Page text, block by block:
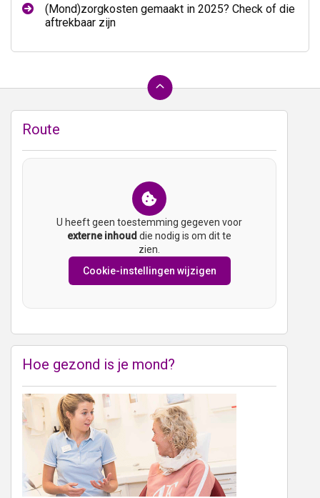
(Mond)zorgkosten gemaakt in 2025? Check of die
aftrekbaar zijn
terug
bovenkant
Route
U heeft geen toestemming gegeven voor
externe inhoud die nodig is om dit te
zien.
Cookie-instellingen wijzigen
Hoe gezond is je mond?